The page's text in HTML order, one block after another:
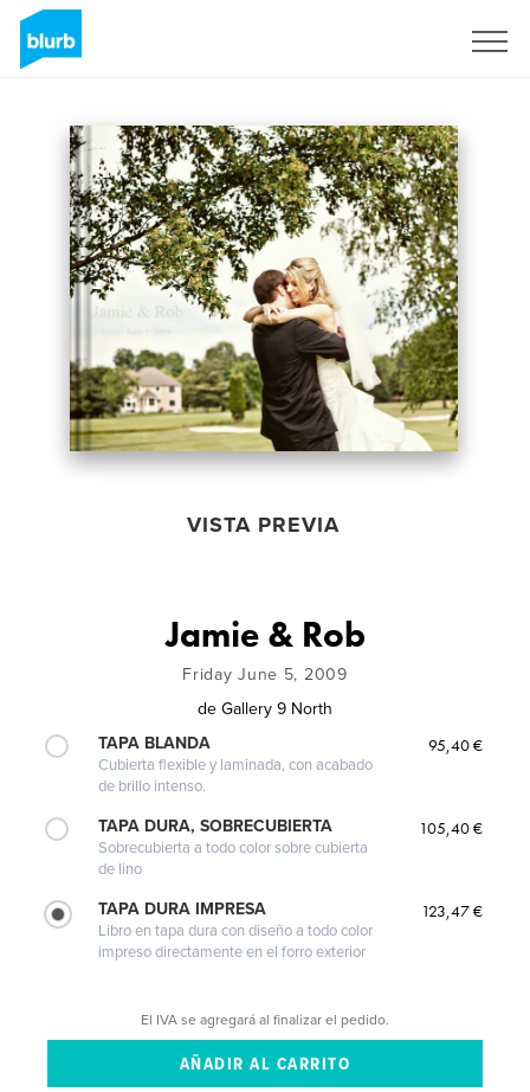
VISTA PREVIA
Jamie & Rob
Friday June 5, 2009
de Gallery 9 North
TAPA BLANDA
Cubierta flexible y laminada, con acabado
de brillo intenso.
95,40 €
TAPA DURA, SOBRECUBIERTA
Sobrecubierta a todo color sobre cubierta
de lino
105,40 €
TAPA DURA IMPRESA
Libro en tapa dura con diseño a todo color
impreso directamente en el forro exterior
123,47 €
El IVA se agregará al finalizar el pedido.